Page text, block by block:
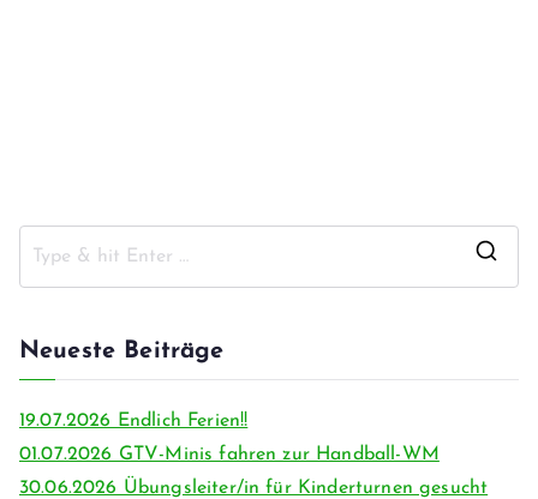
Neueste Beiträge
19.07.2026 Endlich Ferien!!
01.07.2026 GTV-Minis fahren zur Handball-WM
30.06.2026 Übungsleiter/in für Kinderturnen gesucht